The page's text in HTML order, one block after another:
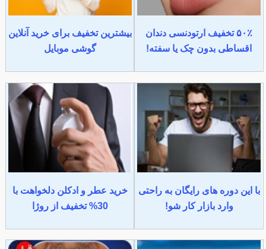
۵۰٪ تخفیف ارتودنسی دندان
اقساطی بدون چک یا سفته!
بیشترین تخفیف برای خرید آنلاین
گوشی موبایل
با این دوره های رایگان به راحتی
وارد بازار کار شو!
خرید عطر و ادکلن دلخواهت با
30% تخفیف از روژا